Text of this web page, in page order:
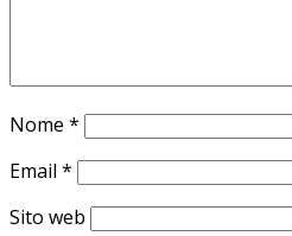
Nome *
Email *
Sito web